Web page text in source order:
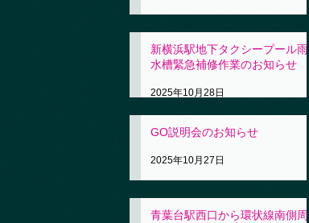
新横浜駅地下タクシープール雨
水槽緊急補修作業のお知らせ
2025年10月28日
GO説明会のお知らせ
2025年10月27日
青葉台駅西口から環状線南側周